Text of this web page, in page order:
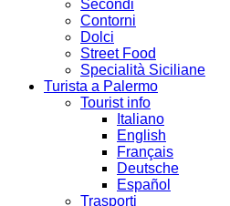
Secondi
Contorni
Dolci
Street Food
Specialità Siciliane
Turista a Palermo
Tourist info
Italiano
English
Français
Deutsche
Español
Trasporti